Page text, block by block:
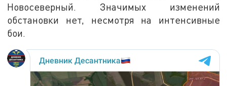
Новосеверный. Значимых изменений
обстановки нет, несмотря на интенсивные
бои.